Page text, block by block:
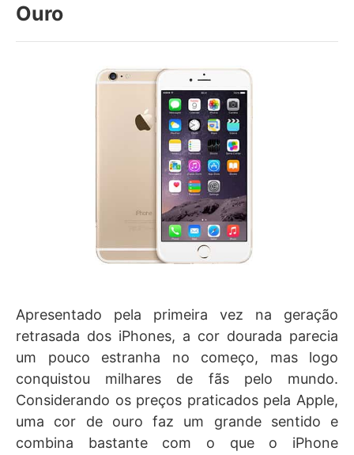
Ouro
Apresentado pela primeira vez na geração
retrasada dos iPhones, a cor dourada parecia
um pouco estranha no começo, mas logo
conquistou milhares de fãs pelo mundo.
Considerando os preços praticados pela Apple,
uma cor de ouro faz um grande sentido e
combina bastante com o que o iPhone